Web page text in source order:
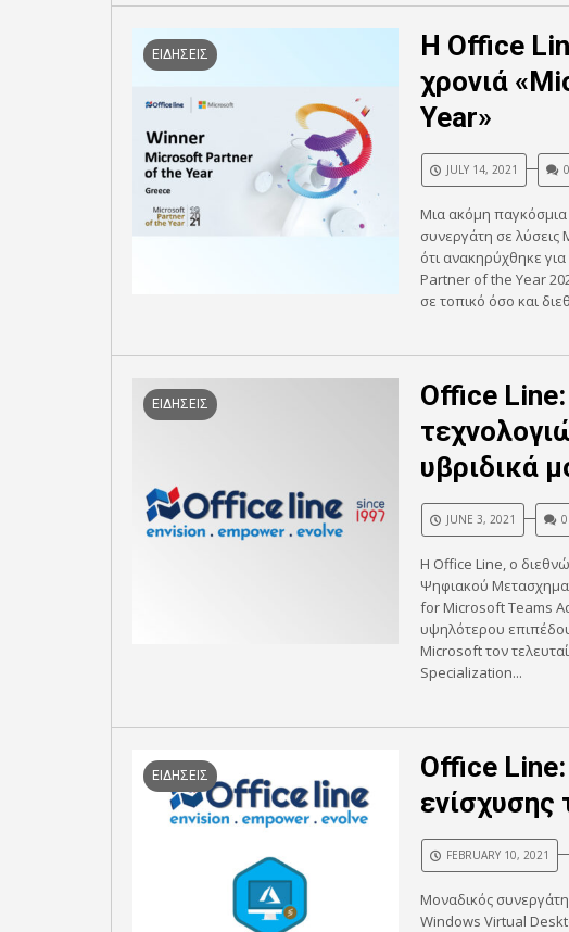
ΕΙΔΗΣΕΙΣ
H Office
χρονιά
Year»
JULY 14, 2021 0
Μια ακόμη
συνεργάτη σε
ότι ανακηρύχθηκε
Partner of the Year
σε τοπικό όσο και
ΕΙΔΗΣΕΙΣ
Office
υβριδικά
JUNE 3, 2021 0
Η Office Line, ο
Ψηφιακού
for Microsoft Teams
υψηλότερου
Microsoft τον
Specialization...
ΕΙΔΗΣΕΙΣ
Office Line:
ενίσχυσης
FEBRUARY 10, 2021
Μοναδικός
Windows Virtual